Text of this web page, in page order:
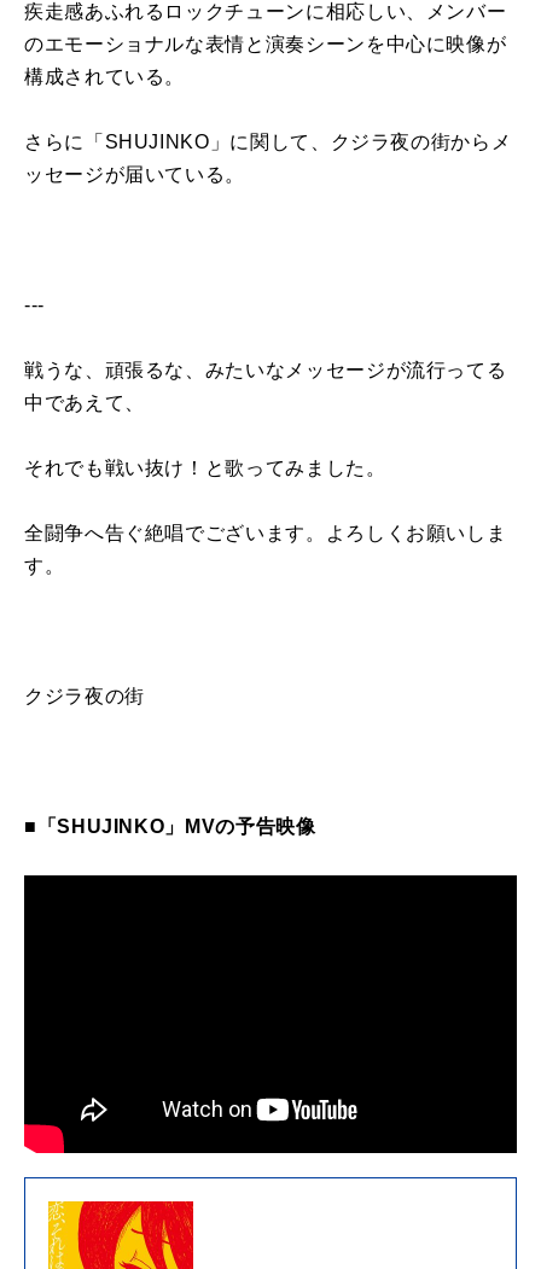
疾走感あふれるロックチューンに相応しい、メンバー
のエモーショナルな表情と演奏シーンを中心に映像が
構成されている。
さらに「SHUJINKO」に関して、クジラ夜の街からメ
ッセージが届いている。
---
戦うな、頑張るな、みたいなメッセージが流行ってる
中であえて、
それでも戦い抜け！と歌ってみました。
全闘争へ告ぐ絶唱でございます。よろしくお願いしま
す。
クジラ夜の街
■「SHUJINKO」MVの予告映像